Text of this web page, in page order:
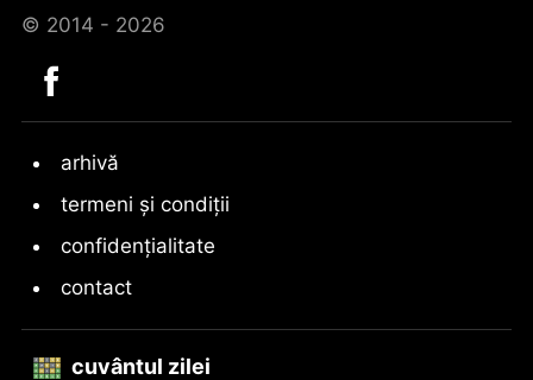
© 2014 - 2026
arhivă
termeni și condiții
confidențialitate
contact
cuvântul zilei